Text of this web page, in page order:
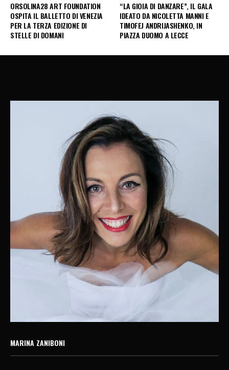
ORSOLINA28 ART FOUNDATION
OSPITA IL BALLETTO DI VENEZIA
PER LA TERZA EDIZIONE DI
STELLE DI DOMANI
“LA GIOIA DI DANZARE”, IL GALA
IDEATO DA NICOLETTA MANNI E
TIMOFEJ ANDRIJASHENKO, IN
PIAZZA DUOMO A LECCE
MARINA ZANIBONI